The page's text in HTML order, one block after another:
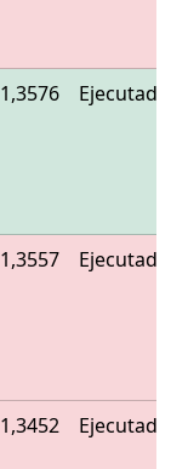
1,3576 Ejecutado
1,3557 Ejecutado
1,3452 Ejecutado